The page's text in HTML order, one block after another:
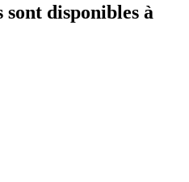
sont disponibles à